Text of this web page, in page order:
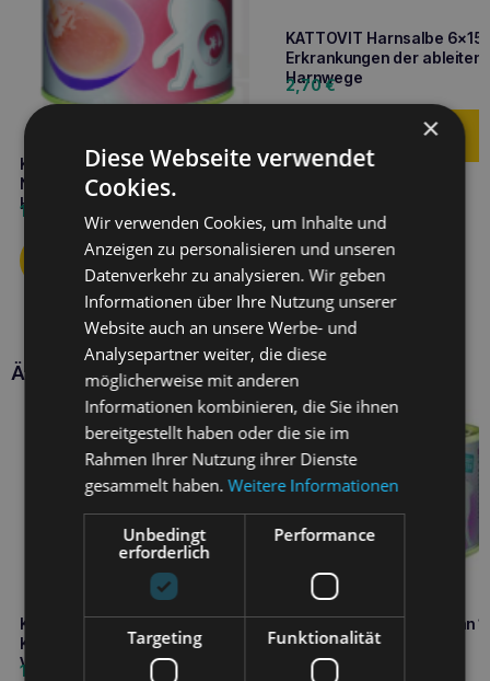
KATTOVIT Renal-Drink
Nierenerkrankungen 135ml
Huhn
1,40
KATTOVIT Harnsalbe
Erkrankungen der
Harnwege
2,70€
Ähnliche Produkte
KATTOVIT Gastro-Ente 185g für
Katzen mit
Verdauungsstörungen
1,70
KATTOVIT Diabetes Huhn
für Katzen mit Diabetes
2,30
€
×
Diese Webseite verwendet
Cookies.
Wir verwenden Cookies, um Inhalte und
Anzeigen zu personalisieren und unseren
Datenverkehr zu analysieren. Wir geben
Informationen über Ihre Nutzung unserer
Website auch an unsere Werbe- und
Analysepartner weiter, die diese
möglicherweise mit anderen
Informationen kombinieren, die Sie ihnen
bereitgestellt haben oder die sie im
Rahmen Ihrer Nutzung ihrer Dienste
gesammelt haben.Weitere Informationen
Unbedingt
erforderlich
Performance
Targeting Funktionalität